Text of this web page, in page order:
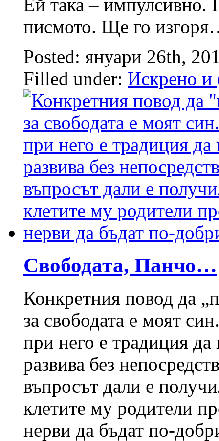
Ей така – импулсивно.
писмото. Ще го
Posted: януари 26th,
Filled under: Искрено и
Свободата, Панчо…
Конкретния повод да
за свободата е моят
при него е традиция да
развива без
въпросът дали е
клетите му родители
нерви да бъдат по-